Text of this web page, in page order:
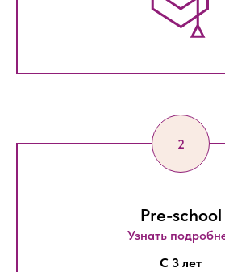
Pre-school
Узнать
С 3 лет